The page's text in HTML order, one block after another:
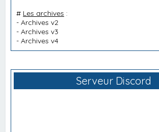
# Les archives :
-Archives v2
-Archives v3
-Archives v4
Serveur Discord